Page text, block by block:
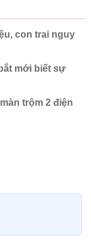
con trai nguy
mới biết sự
trộm 2 điện